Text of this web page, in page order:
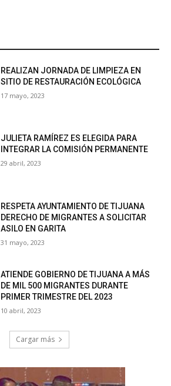
REALIZAN JORNADA DE LIMPIEZA EN
SITIO DE RESTAURACIÓN ECOLÓGICA
17 mayo, 2023
JULIETA RAMÍREZ ES ELEGIDA PARA
INTEGRAR LA COMISIÓN PERMANENTE
29 abril, 2023
RESPETA AYUNTAMIENTO DE TIJUANA
DERECHO DE MIGRANTES A SOLICITAR
ASILO EN GARITA
31 mayo, 2023
ATIENDE GOBIERNO DE TIJUANA A MÁS
DE MIL 500 MIGRANTES DURANTE
PRIMER TRIMESTRE DEL 2023
10 abril, 2023
Cargar más